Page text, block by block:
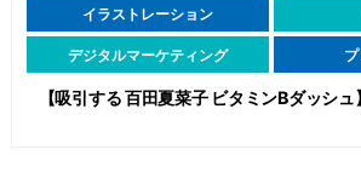
イラストレーション
デジタルマーケティング
【吸引する 百田夏菜子 ビタミンBダッシ